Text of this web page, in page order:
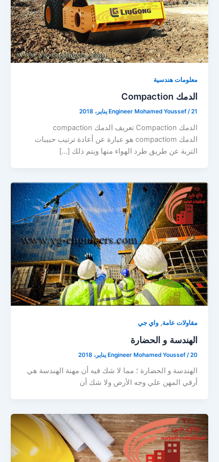
معلومات هندسية
الدمك Compaction
Engineer Mohamed Youssef/21 يناير، 2018
الدمك Compaction تعريف الدمك compaction
الدمك compactiom هو عبارة عن أعادة ترتيب حبيبات
التربة عن طريق طرد الهواء منها ويتم ذلك […]
مقاولات عامة,واي جي
الهندسة و الحضارة
Engineer Mohamed Youssef /20 يناير، 2018
الهندسة و الحضارة ؛ مما لا شك فيه أن مهنة الهندسة هي
أرقي المهن علي وجه الأرض ولا شك أن